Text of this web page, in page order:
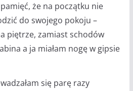
że na początku nie
do swojego pokoju –
piętrze, zamiast schodów
a ja miałam nogę w gipsie
się parę razy